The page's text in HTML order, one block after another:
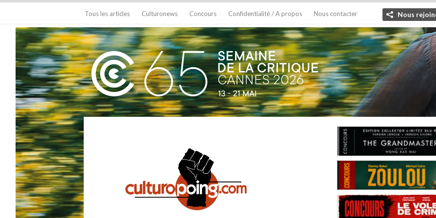
Tous les articles Culturonews Concours Confidentialité / A propos Nous contacter Nous